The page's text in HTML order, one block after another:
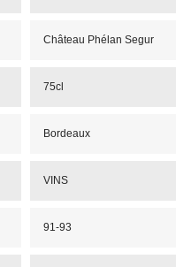
Château Phélan Segur
75cl
Bordeaux
VINS
91-93